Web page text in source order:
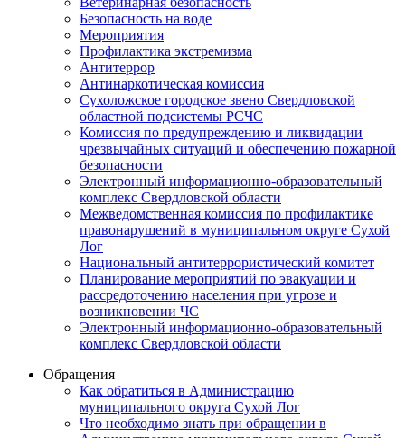
Безопасность на воде
Мероприятия
Профилактика экстремизма
Антитеррор
Антинаркотическая комиссия
Сухоложское городское звено Свердловской
областной подсистемы РСЧС
Комиссия по предупреждению и ликвидации
чрезвычайных ситуаций и обеспечению пожарной
безопасности
Электронный информационно-образовательный
комплекс Cвердловской области
Межведомственная комиссия по профилактике
правонарушений в муниципальном округе Сухой
Лог
Национальный антитеррористический комитет
Планирование мероприятий по эвакуации и
рассредоточению населения при угрозе и
возникновении ЧС
Электронный информационно-образовательный
комплекс Свердловской области
Обращения
Как обратиться в Администрацию
муниципального округа Сухой Лог
Что необходимо знать при обращении в